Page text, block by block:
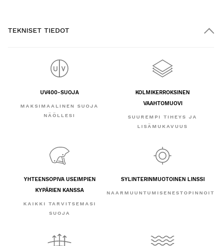
TEKNISET TIEDOT
UV400-SUOJA
MAKSIMAALINEN SUOJA
NÄÖLLESI
KOLMIKERROKSINEN
VAAHTOMUOVI
SUUREMPI TIHEYS JA
LISÄMUKAVUUS
YHTEENSOPIVA USEIMPIEN
KYPÄRIEN KANSSA
KAIKKI TARVITSEMASI
SUOJA
SYLINTERINMUOTOINEN LINSSI
NAARMUUNTUMISENESTOPINNOITE